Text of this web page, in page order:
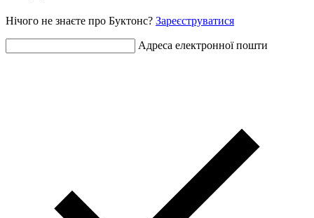
Нічого не знаєте про Буктонс? Зареєструватися
Адреса електронної пошти